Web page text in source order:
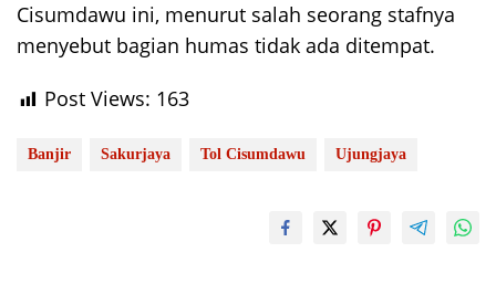
Cisumdawu ini, menurut salah seorang stafnya
menyebut bagian humas tidak ada ditempat.
Post Views: 163
Banjir Sakurjaya Tol Cisumdawu Ujungjaya